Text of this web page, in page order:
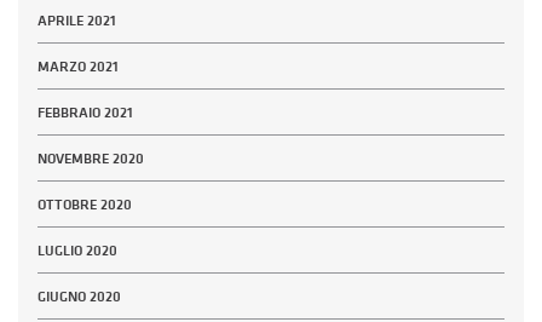
APRILE 2021
MARZO 2021
FEBBRAIO 2021
NOVEMBRE 2020
OTTOBRE 2020
LUGLIO 2020
GIUGNO 2020